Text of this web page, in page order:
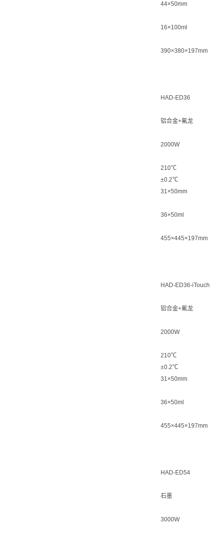
44×50mm
16×100ml
390×380×197mm
HAD-ED36
铝合金+氟龙
2000W
210℃
±0.2℃
31×50mm
36×50ml
455×445×197mm
HAD-ED36-iTouch
铝合金+氟龙
2000W
210℃
±0.2℃
31×50mm
36×50ml
455×445×197mm
HAD-ED54
石墨
3000W